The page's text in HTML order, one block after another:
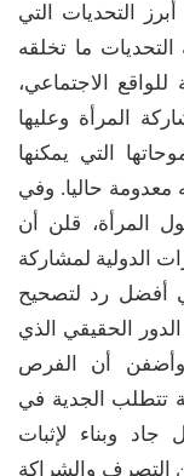
التحديات التي
ما تخلقه
الاجتماعي،
المرأة وعليها
التي يمكنها
حاليا. وفي
المرأة، قلن أن
الدولية لمشاركة
أفضل رد لتصحيح
الحقيقي الذي
وأضفن أن الفرص
تتطلب الجدية في
جاد وبناء لإثبات
التصرف والشراكة